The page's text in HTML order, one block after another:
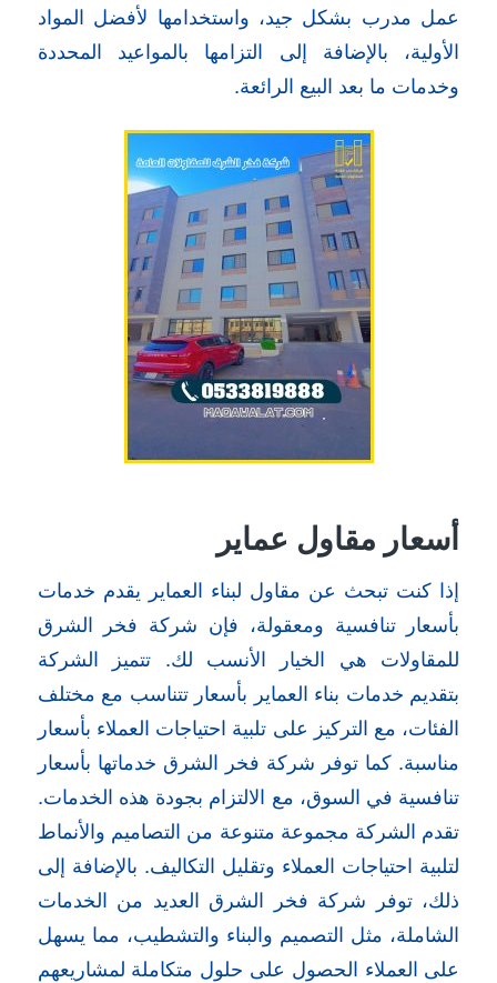
عمل مدرب بشكل جيد، واستخدامها لأفضل المواد
الأولية، بالإضافة إلى التزامها بالمواعيد المحددة
وخدمات ما بعد البيع الرائعة.
أسعار مقاول عماير
إذا كنت تبحث عن مقاول لبناء العماير يقدم خدمات
بأسعار تنافسية ومعقولة، فإن شركة فخر الشرق
للمقاولات هي الخيار الأنسب لك. تتميز الشركة
بتقديم خدمات بناء العماير بأسعار تتناسب مع مختلف
الفئات، مع التركيز على تلبية احتياجات العملاء بأسعار
مناسبة. كما توفر شركة فخر الشرق خدماتها بأسعار
تنافسية في السوق، مع الالتزام بجودة هذه الخدمات.
تقدم الشركة مجموعة متنوعة من التصاميم والأنماط
لتلبية احتياجات العملاء وتقليل التكاليف. بالإضافة إلى
ذلك، توفر شركة فخر الشرق العديد من الخدمات
الشاملة، مثل التصميم والبناء والتشطيب، مما يسهل
على العملاء الحصول على حلول متكاملة لمشاريعهم